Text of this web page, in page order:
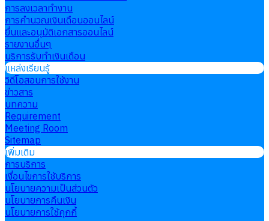
การลงเวลาทำงาน
การคำนวณเงินเดือนออนไลน์
ยื่นและอนุมัติเอกสารออนไลน์
รายงานอื่นๆ
บริการรับทำเงินเดือน
แหล่งเรียนรู้
วิดีโอสอนการใช้งาน
ข่าวสาร
บทความ
Requirement
Meeting Room
Sitemap
เพิ่มเติม
การบริการ
เงื่อนไขการใช้บริการ
นโยบายความเป็นส่วนตัว
นโยบายการคืนเงิน
นโยบายการใช้คุกกี้